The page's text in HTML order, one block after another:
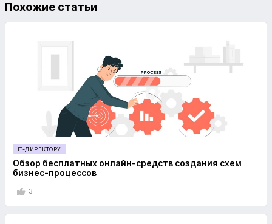
Похожие статьи
IT-ДИРЕКТОРУ
Обзор бесплатных онлайн-средств создания схем
бизнес-процессов
3